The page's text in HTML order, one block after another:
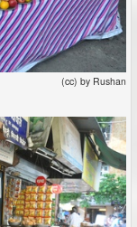
(cc) by Rushan